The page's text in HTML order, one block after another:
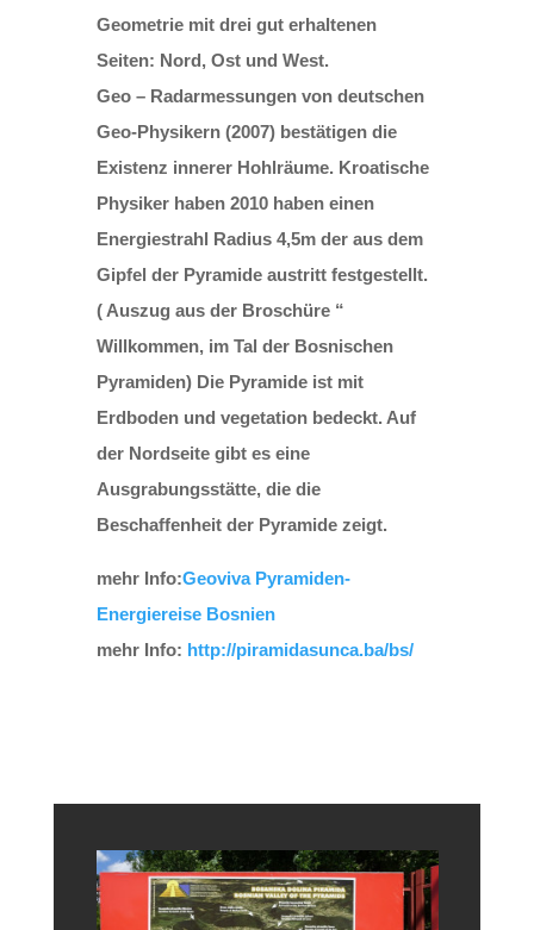
Geometrie mit drei gut erhaltenen
Seiten: Nord, Ost und West.
Geo – Radarmessungen von deutschen
Geo-Physikern (2007) bestätigen die
Existenz innerer Hohlräume. Kroatische
Physiker haben 2010 haben einen
Energiestrahl Radius 4,5m der aus dem
Gipfel der Pyramide austritt festgestellt.
( Auszug aus der Broschüre “
Willkommen, im Tal der Bosnischen
Pyramiden) Die Pyramide ist mit
Erdboden und vegetation bedeckt. Auf
der Nordseite gibt es eine
Ausgrabungsstätte, die die
Beschaffenheit der Pyramide zeigt.
mehr Info:Geoviva Pyramiden-
Energiereise Bosnien
mehr Info: http://piramidasunca.ba/bs/